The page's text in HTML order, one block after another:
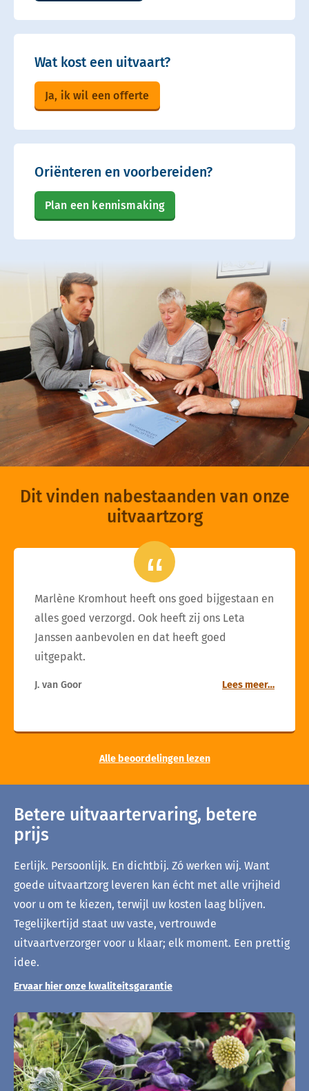
Wat kost een uitvaart?
Ja, ik wil een offerte
Oriënteren en voorbereiden?
Plan een kennismaking
Dit vinden nabestaanden van onze
uitvaartzorg
Marlène Kromhout heeft ons goed bijgestaan en
alles goed verzorgd. Ook heeft zij ons Leta
Janssen aanbevolen en dat heeft goed
uitgepakt.
J. van Goor Lees meer…
Alle beoordelingen lezen
Betere uitvaartervaring, betere
prijs
Eerlijk. Persoonlijk. En dichtbij. Zó werken wij. Want
goede uitvaartzorg leveren kan écht met alle vrijheid
voor u om te kiezen, terwijl uw kosten laag blijven.
Tegelijkertijd staat uw vaste, vertrouwde
uitvaartverzorger voor u klaar; elk moment. Een prettig
idee.
Ervaar hier onze kwaliteitsgarantie